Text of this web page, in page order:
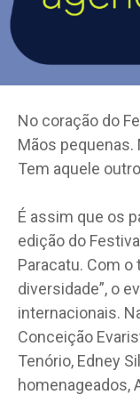
No coração do
Mãos pequenas.
Tem aquele
É assim que os
edição do
Paracatu. Com o
diversidade”, o
internacionais.
Conceição
Tenório, Edney
homenageados,